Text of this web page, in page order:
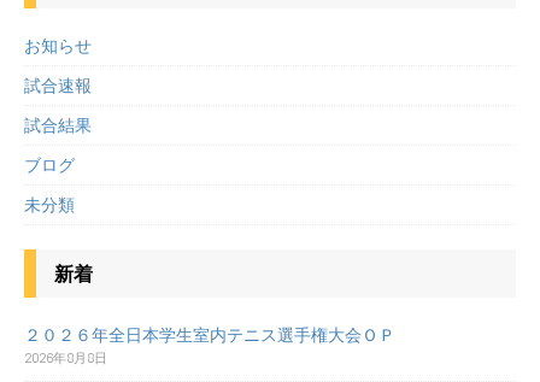
お知らせ
試合速報
試合結果
ブログ
未分類
新着
２０２６年全日本学生室内テニス選手権大会ＯＰ
2026年8月8日